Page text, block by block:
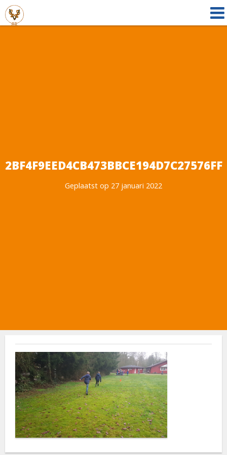
2BF4F9EED4CB473BBCE194D7C27576FF
Geplaatst op 27 januari 2022